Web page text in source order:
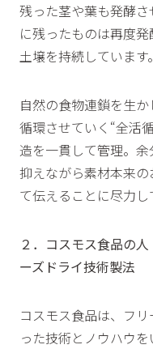
残った茎や葉も発酵
に残ったものは再度
土壌を持続しています。
自然の食物連鎖を生
循環させていく“全活
造を一貫して管理。
抑えながら素材本来
て伝えることに尽力し
２．コスモス食品の
ーズドライ技術製法
コスモス食品は、フ
った技術とノウハウ